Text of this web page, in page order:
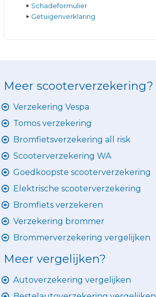
Schadeformulier
Getuigenverklaring
Meer scooterverzekering?
Verzekering Vespa
Tomos verzekering
Bromfietsverzekering all risk
Scooterverzekering WA
Goedkoopste scooterverzekering
Elektrische scooterverzekering
Bromfiets verzekeren
Verzekering brommer
Brommerverzekering vergelijken
Meer vergelijken?
Autoverzekering vergelijken